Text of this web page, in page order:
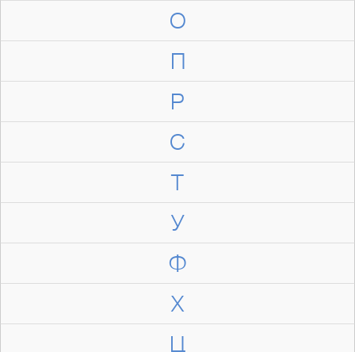
О
П
Р
С
Т
У
Ф
Х
Ц